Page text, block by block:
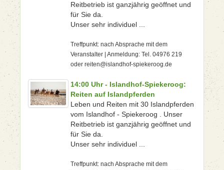
Reitbetrieb ist ganzjährig geöffnet und
für Sie da.
Unser sehr individuel ...
Treffpunkt: nach Absprache mit dem
Veranstalter | Anmeldung: Tel. 04976 219
oder reiten@islandhof-spiekeroog.de
14:00 Uhr - Islandhof-Spiekeroog:
Reiten auf Islandpferden
Leben und Reiten mit 30 Islandpferden
vom Islandhof - Spiekeroog . Unser
Reitbetrieb ist ganzjährig geöffnet und
für Sie da.
Unser sehr individuel ...
Treffpunkt: nach Absprache mit dem